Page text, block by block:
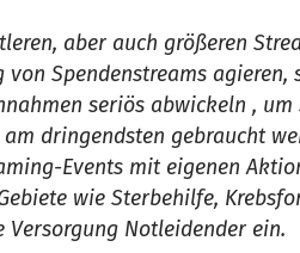
aber auch größeren
Spendenstreams
seriös abwickeln ,
dringendsten gebraucht
Events mit eigenen
wie Sterbehilfe,
Notleidender ein.